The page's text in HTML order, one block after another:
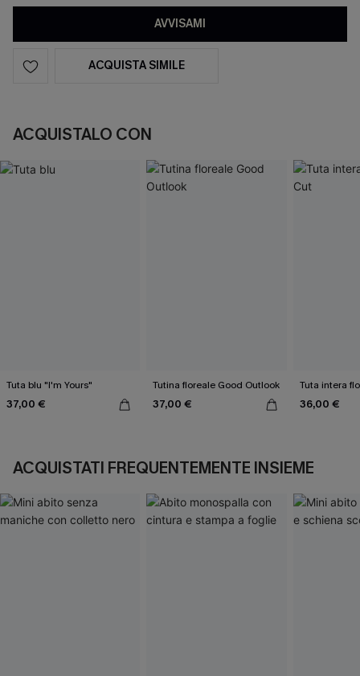
AVVISAMI
ACQUISTA SIMILE
ACQUISTALO CON
Tuta blu "I'm Yours"
37,00 €
Tutina floreale Good Outlook
37,00 €
Tuta intera
36,00 €
ACQUISTATI FREQUENTEMENTE INSIEME